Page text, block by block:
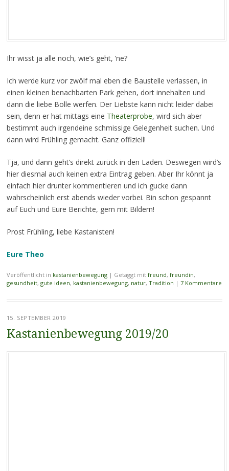
Ihr wisst ja alle noch, wie’s geht, ’ne?
Ich werde kurz vor zwölf mal eben die Baustelle verlassen, in
einen kleinen benachbarten Park gehen, dort innehalten und
dann die liebe Bolle werfen. Der Liebste kann nicht leider dabei
sein, denn er hat mittags eine Theaterprobe, wird sich aber
bestimmt auch irgendeine schmissige Gelegenheit suchen. Und
dann wird Frühling gemacht. Ganz offiziell!
Tja, und dann geht’s direkt zurück in den Laden. Deswegen wird’s
hier diesmal auch keinen extra Eintrag geben. Aber Ihr könnt ja
einfach hier drunter kommentieren und ich gucke dann
wahrscheinlich erst abends wieder vorbei. Bin schon gespannt
auf Euch und Eure Berichte, gern mit Bildern!
Prost Frühling, liebe Kastanisten!
Eure Theo
Veröffentlicht in kastanienbewegung | Getaggt mit freund, freundin,
gesundheit, gute ideen, kastanienbewegung, natur, Tradition | 7 Kommentare
15. SEPTEMBER 2019
Kastanienbewegung 2019/20